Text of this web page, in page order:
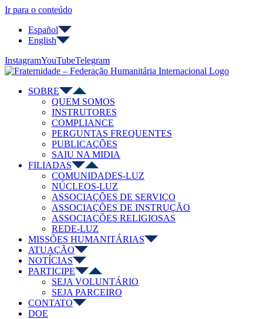
Ir para o conteúdo
Español
English
InstagramYouTubeTelegram
SOBRE
QUEM SOMOS
INSTRUTORES
COMPLIANCE
PERGUNTAS FREQUENTES
PUBLICAÇÕES
SAIU NA MIDIA
FILIADAS
COMUNIDADES-LUZ
NÚCLEOS-LUZ
ASSOCIAÇÕES DE SERVIÇO
ASSOCIAÇÕES DE INSTRUÇÃO
ASSOCIAÇÕES RELIGIOSAS
REDE-LUZ
MISSÕES HUMANITÁRIAS
ATUAÇÃO
NOTÍCIAS
PARTICIPE
SEJA VOLUNTÁRIO
SEJA PARCEIRO
CONTATO
DOE